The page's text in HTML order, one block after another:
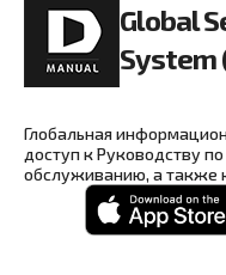
Global
System
Глобальная
доступ к Руководству
обслуживанию, а также